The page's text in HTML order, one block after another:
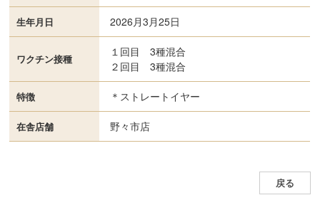
生年月日 2026月3月25日
ワクチン接種
１回目 3種混合
２回目 3種混合
特徴 ＊ストレートイヤー
在舎店舗 野々市店
戻る